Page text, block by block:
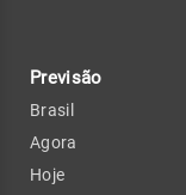
Previsão
Brasil
Agora
Hoje